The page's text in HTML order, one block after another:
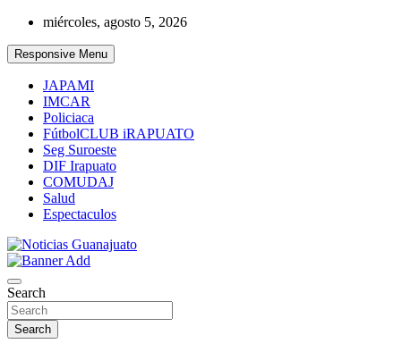
Skip
content
miércoles, agosto 5, 2026
Responsive Menu
JAPAMI
IMCAR
Policiaca
FútbolCLUB iRAPUATO
Seg Suroeste
DIF Irapuato
COMUDAJ
Salud
Espectaculos
Noticias Guanajuato
Search
Search